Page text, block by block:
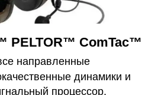
PELTOR™ ComTac™
направленные
динамики и
процессор,